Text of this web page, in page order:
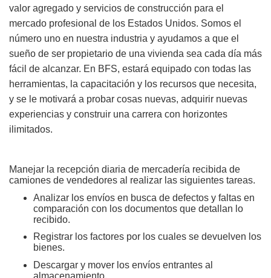
valor agregado y servicios de construcción para el
mercado profesional de los Estados Unidos. Somos el
número uno en nuestra industria y ayudamos a que el
sueño de ser propietario de una vivienda sea cada día más
fácil de alcanzar. En BFS, estará equipado con todas las
herramientas, la capacitación y los recursos que necesita,
y se le motivará a probar cosas nuevas, adquirir nuevas
experiencias y construir una carrera con horizontes
ilimitados.
Manejar la recepción diaria de mercadería recibida de
camiones de vendedores al realizar las siguientes tareas.
Analizar los envíos en busca de defectos y faltas en
comparación con los documentos que detallan lo
recibido.
Registrar los factores por los cuales se devuelven los
bienes.
Descargar y mover los envíos entrantes al
almacenamiento.